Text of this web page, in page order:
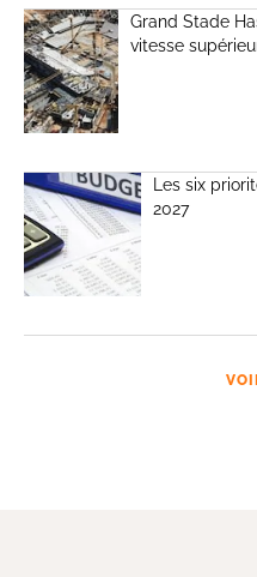
Grand Stade
vitesse
Les six
2027